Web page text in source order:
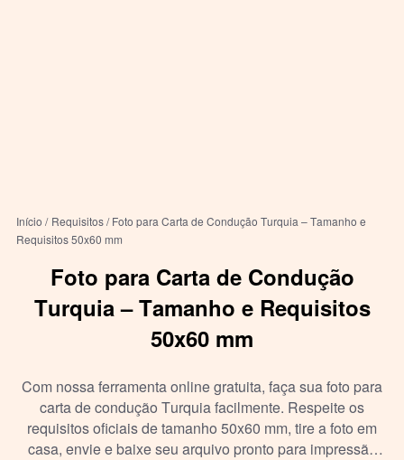
Início / Requisitos /Foto para Carta de Condução Turquia – Tamanho e
Requisitos 50x60 mm
Foto para Carta de Condução
Turquia – Tamanho e Requisitos
50x60 mm
Com nossa ferramenta online gratuita, faça sua foto para
carta de condução Turquia facilmente. Respeite os
requisitos oficiais de tamanho 50x60 mm, tire a foto em
casa, envie e baixe seu arquivo pronto para impressão